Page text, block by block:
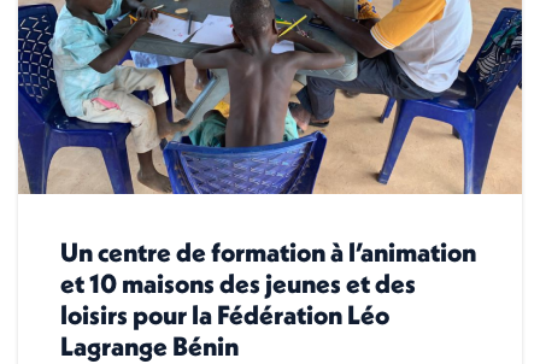
Un centre de formation à l’animation
et 10 maisons des jeunes et des
loisirs pour la Fédération Léo
Lagrange Bénin